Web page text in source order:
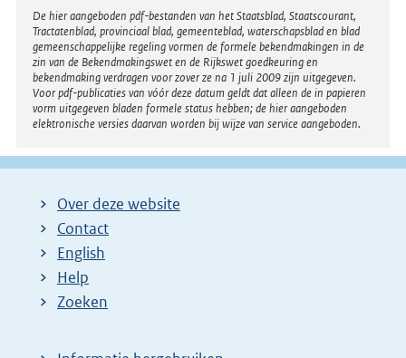
e
l
i
n
k
:
Disclaimer
De hier aangeboden pdf-bestanden van het Staatsblad, Staatscourant,
Tractatenblad, provinciaal blad, gemeenteblad, waterschapsblad en blad
gemeenschappelijke regeling vormen de formele bekendmakingen in de
zin van de Bekendmakingswet en de Rijkswet goedkeuring en
bekendmaking verdragen voor zover ze na 1 juli 2009 zijn uitgegeven.
Voor pdf-publicaties van vóór deze datum geldt dat alleen de in papieren
vorm uitgegeven bladen formele status hebben; de hier aangeboden
elektronische versies daarvan worden bij wijze van service aangeboden.
Over deze website
Contact
English
Help
Zoeken